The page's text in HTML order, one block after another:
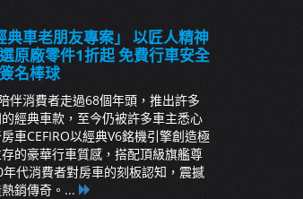
典車老朋友專案」 以匠人精神
原廠零件1折起 免費行車安全
名棒球
伴消費者走過68個年頭，推出許多
經典車款，至今仍被許多車主悉心
車CEFIRO以經典V6銘機引擎創造極
的豪華行車質感，搭配頂級旗艦尊
代消費者對房車的刻板認知，震撼
銷傳奇。...